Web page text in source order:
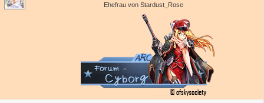
Ehefrau von Stardust_Rose